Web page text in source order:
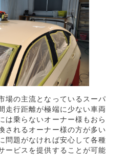
場の主流となっているスーパ
走行距離が極端に少ない車両
は乗らないオーナー様もおら
されるオーナー様の方が多い
問題がなければ安心して各種
ービスを提供することが可能